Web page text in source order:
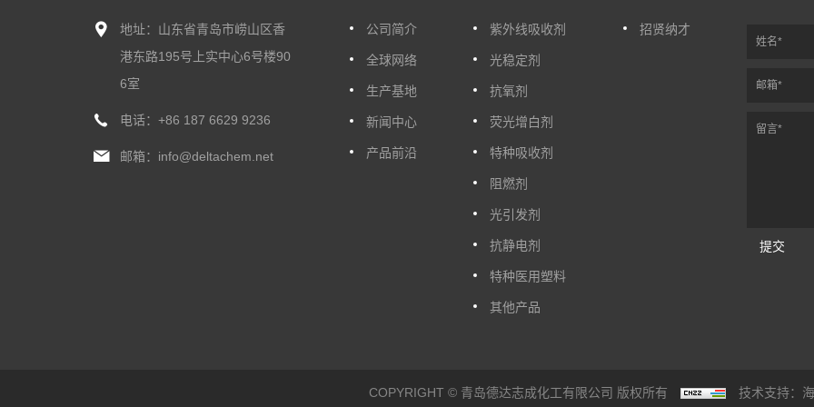
地址：山东省青岛市崂山区香
港东路195号上实中心6号楼90
6室
电话： +86 187 6629 9236
邮箱： info@deltachem.net
公司简介
全球网络
生产基地
新闻中心
产品前沿
紫外线吸收剂
光稳定剂
抗氧剂
荧光增白剂
特种吸收剂
阻燃剂
光引发剂
抗静电剂
特种医用塑料
其他产品
招贤纳才
提交
COPYRIGHT © 青岛德达志成化工有限公司 版权所有 技术支持：